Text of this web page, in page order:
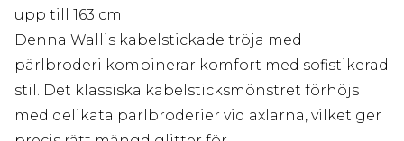
upp till 163 cm
Denna Wallis kabelstickade tröja med
pärlbroderi kombinerar komfort med sofistikerad
stil. Det klassiska kabelsticksmönstret förhöjs
med delikata pärlbroderier vid axlarna, vilket ger